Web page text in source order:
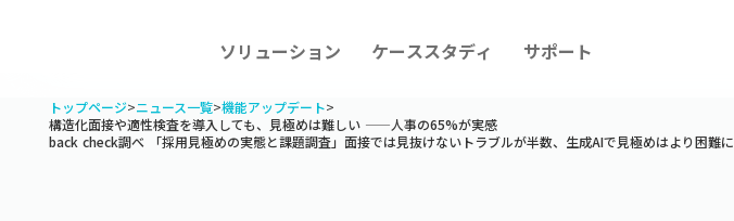
ソリューション ケーススタディ サポート
トップページ>ニュース一覧>機能アップデート>
構造化面接や適性検査を導入しても、見極めは難しい ——人事の65%が実感
back check調べ 「採用見極めの実態と課題調査」面接では見抜けないトラブルが半数、生成AIで見極めはより困難に